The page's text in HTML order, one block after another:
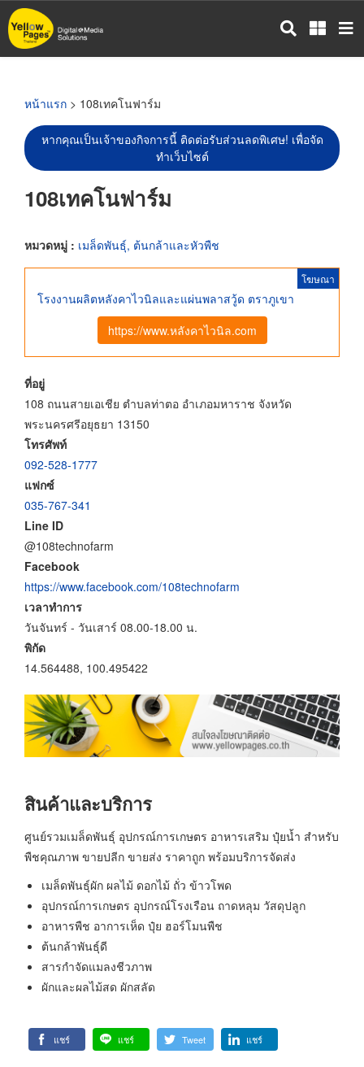
ข้าม
ไป
หน้าแรก > 108เทคโนฟาร์ม
หากคุณเป็นเจ้าของกิจการนี้ ติดต่อรับส่วนลดพิเศษ! เพื่อจัด
ทำเว็บไซต์
108เทคโนฟาร์ม
หมวดหมู่ : เมล็ดพันธุ์, ต้นกล้าและหัวพืช
โฆษณา
โรงงานผลิตหลังคาไวนิลและแผ่นพลาสวู้ด ตราภูเขา
https://www.หลังคาไวนิล.com
ที่อยู่
108 ถนนสายเอเชีย ตำบลท่าตอ อำเภอมหาราช จังหวัด
พระนครศรีอยุธยา 13150
โทรศัพท์
092-528-1777
แฟกซ์
035-767-341
Line ID
@108technofarm
Facebook
https://www.facebook.com/108technofarm
เวลาทำการ
วันจันทร์ - วันเสาร์ 08.00-18.00 น.
พิกัด
14.564488, 100.495422
สินค้าและบริการ
ศูนย์รวมเมล็ดพันธุ์ อุปกรณ์การเกษตร อาหารเสริม ปุ๋ยน้ำ สำหรับ
พืชคุณภาพ ขายปลีก ขายส่ง ราคาถูก พร้อมบริการจัดส่ง
เมล็ดพันธุ์ผัก ผลไม้ ดอกไม้ ถั่ว ข้าวโพด
อุปกรณ์การเกษตร อุปกรณ์โรงเรือน ถาดหลุม วัสดุปลูก
อาหารพืช อาการเห็ด ปุ๋ย ฮอร์โมนพืช
ต้นกล้าพันธุ์ดี
สารกำจัดแมลงชีวภาพ
ผักและผลไม้สด ผักสลัด
แชร์ แชร์ Tweet แชร์